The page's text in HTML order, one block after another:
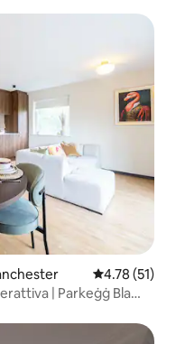
Rating
4.78 (51)
| Parkeġġ Bla